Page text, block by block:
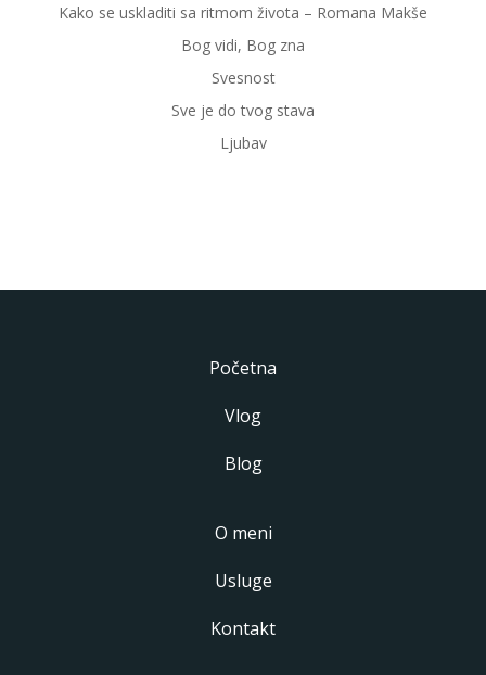
Kako se uskladiti sa ritmom života – Romana Makše
Bog vidi, Bog zna
Svesnost
Sve je do tvog stava
Ljubav
Početna
Vlog
Blog
O meni
Usluge
Kontakt